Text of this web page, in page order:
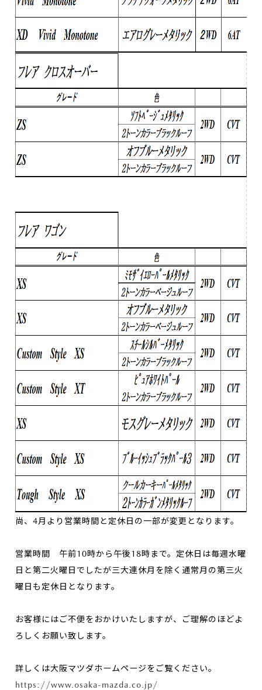
尚、4月より営業時間と定休日の一部が変更となります。
営業時間 午前10時から午後18時まで。定休日は毎週水曜
日と第二火曜日でしたが三大連休月を除く通常月の第三火
曜日も定休日となります。
お客様にはご不便をおかけいたしますが、ご理解のほどよ
ろしくお願い致します。
詳しくは大阪マツダホームページをご覧ください。
https://www.osaka-mazda.co.jp/